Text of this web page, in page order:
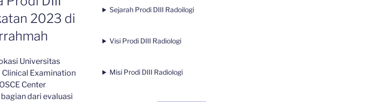
2023 di
Universitas
Examination
Center
dari evaluasi
Sejarah Prodi DIII Radoilogi
Visi Prodi DIII Radiologi
Misi Prodi DIII Radiologi